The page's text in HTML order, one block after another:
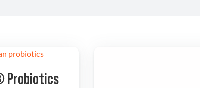
VER TODOS LOS PRODUCTOS
Probiotics